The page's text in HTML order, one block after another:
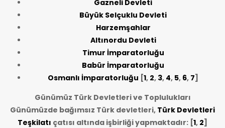
Gazneli Devleti
Büyük Selçuklu Devleti
Harzemşahlar
Altınordu Devleti
Timur İmparatorluğu
Babür İmparatorluğu
Osmanlı İmparatorluğu [1, 2, 3, 4, 5, 6, 7]
Günümüz Türk Devletleri ve Toplulukları
Günümüzde bağımsız Türk devletleri, Türk Devletleri
Teşkilatı çatısı altında işbirliği yapmaktadır: [1, 2]